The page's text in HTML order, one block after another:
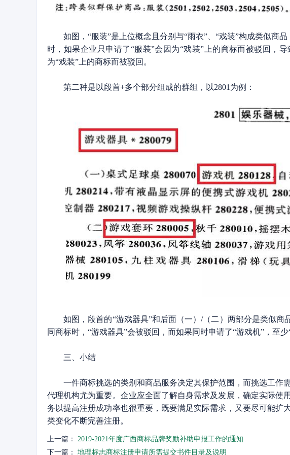
如图，“服装”是上位概念且分别与“雨衣”、“戏装”构成类似商品
时，如果企业只申请了“服装”会因为“戏装”上的商标而被驳回，
为“戏装”上的商标而被驳回。
第二种是以段首+多个部分组成的群组，以2801为例：
如图，段首的“游戏器具”和后面（一）/（二）两部分是类似商
同商标时，“游戏器具”会被驳回，而如果同时申请了“游戏机”，至少
三、小结
一件商标挑选的类别和商品服务决定其保护范围，而挑选工作
代理机构尤为重要。企业应全面了解自身需求及发展，确定实际
务以提高注册成功率也很重要，既要满足实际需求，又要尽可能
类变化不断完善注册。
上一篇：
2019-2021年度广西商标品牌奖励补助申报工作的通知
下一篇：
地理标志商标注册申请所需提交书件目录及说明